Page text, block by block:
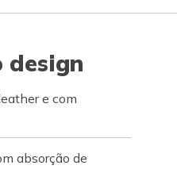
design
e com
absorção de